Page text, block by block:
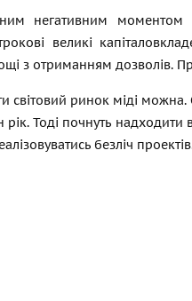
негативним моментом є
великі
з отриманням дозволів.
світовий ринок міді
рік. Тоді почнуть надходити
безліч